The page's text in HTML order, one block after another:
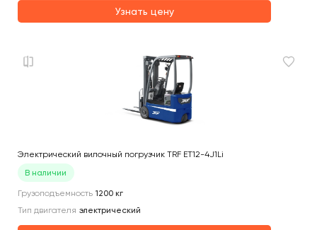
Узнать цену
Электрический вилочный погрузчик TRF ET12-4J1Li
В наличии
Грузоподъемность 1200 кг
Тип двигателя электрический